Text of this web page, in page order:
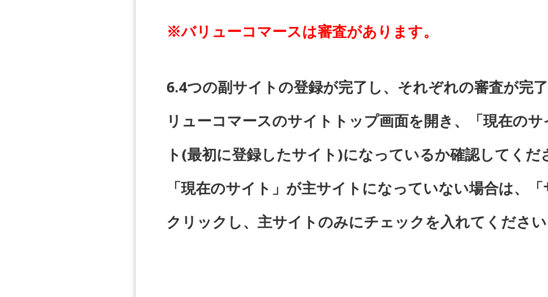
※バリューコマースは審査があります。
6.4つの副サイトの登録が完了し、それぞれの審査が完
リューコマースのサイトトップ画面を開き、「現在の
ト(最初に登録したサイト)になっているか確認してくだ
「現在のサイト」が主サイトになっていない場合は、
クリックし、主サイトのみにチェックを入れてくださ